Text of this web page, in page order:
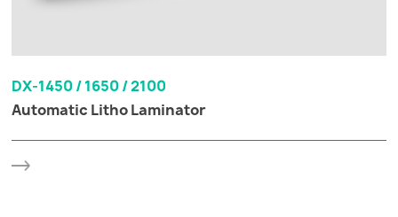
DX-1450 / 1650 / 2100
Automatic Litho Laminator